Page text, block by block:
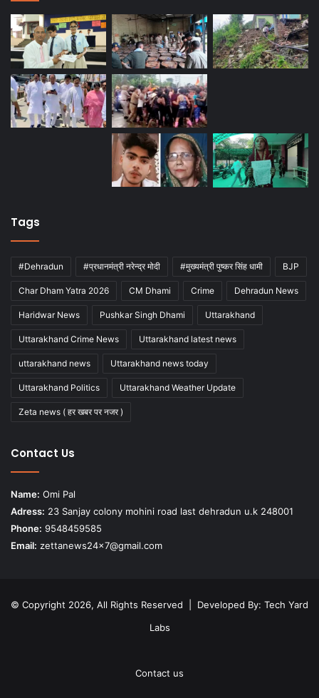
Tags
#Dehradun #प्रधानमंत्री नरेन्द्र मोदी #मुख्यमंत्री पुष्कर सिंह धामी BJP
Char Dham Yatra 2026 CM Dhami Crime Dehradun News
Haridwar News Pushkar Singh Dhami Uttarakhand
Uttarakhand Crime News Uttarakhand latest news
uttarakhand news Uttarakhand news today
Uttarakhand Politics Uttarakhand Weather Update
Zeta news ( हर खबर पर नजर )
Contact Us
Name: Omi Pal
Adress: 23 Sanjay colony mohini road last dehradun u.k 248001
Phone: 9548459585
Email: zettanews24x7@gmail.com
© Copyright 2026, All Rights Reserved | Developed By: Tech Yard
Labs
Contact us